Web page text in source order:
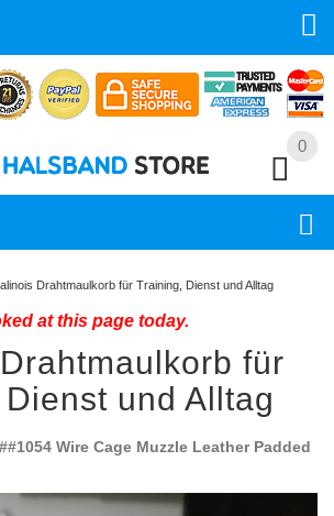
0
0
Drahtmaulkorb für Training, Dienst und Alltag
at this page today.
für
und Alltag
Wire Cage Muzzle Leather Padded